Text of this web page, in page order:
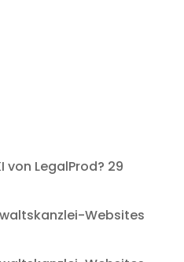
von LegalProd? 29
Websites